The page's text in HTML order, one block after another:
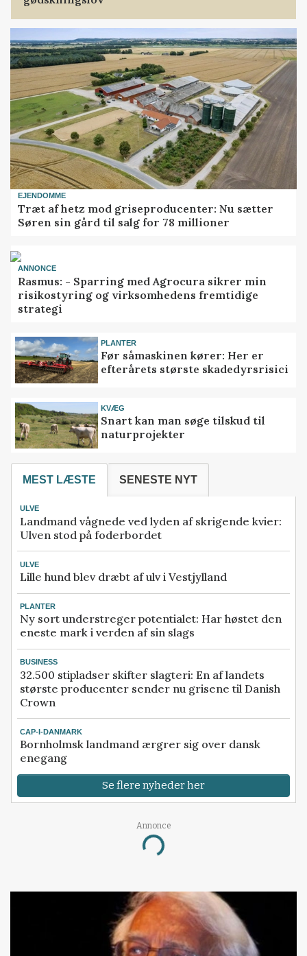
EJENDOMME
Træt af hetz mod griseproducenter: Nu sætter
Søren sin gård til salg for 78 millioner
ANNONCE
Rasmus: - Sparring med Agrocura sikrer min
risikostyring og virksomhedens fremtidige
strategi
PLANTER
Før såmaskinen kører: Her er
efterårets største skadedyrsrisici
KVÆG
Snart kan man søge tilskud til
naturprojekter
MEST LÆSTE SENESTE NYT
ULVE
Landmand vågnede ved lyden af skrigende kvier:
Ulven stod på foderbordet
ULVE
Lille hund blev dræbt af ulv i Vestjylland
PLANTER
Ny sort understreger potentialet: Har høstet den
eneste mark i verden af sin slags
BUSINESS
32.500 stipladser skifter slagteri: En af landets
største producenter sender nu grisene til Danish
Crown
CAP-I-DANMARK
Bornholmsk landmand ærgrer sig over dansk
enegang
Se flere nyheder her
Annonce
Loading...